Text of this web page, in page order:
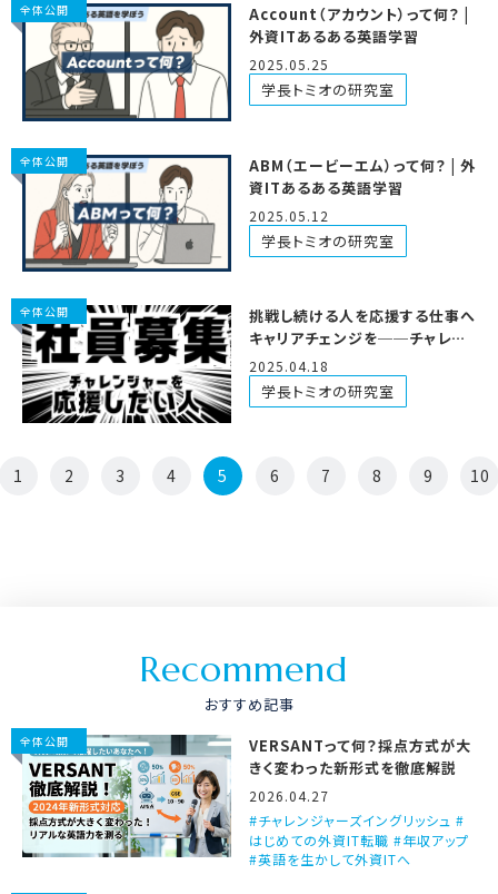
全体公開
Account（アカウント）って何？ |
外資ITあるある英語学習
2025.05.25
学長トミオの研究室
全体公開
ABM（エービーエム）って何？ | 外
資ITあるある英語学習
2025.05.12
学長トミオの研究室
全体公開
挑戦し続ける人を応援する仕事へ
キャリアチェンジを──チャレン
ジャーベースが正社員募集（異業
種歓迎）
2025.04.18
学長トミオの研究室
1 2 3 4 5 6 7 8 9 10
Recommend
おすすめ記事
全体公開
VERSANTって何？採点方式が大
きく変わった新形式を徹底解説
2026.04.27
チャレンジャーズイングリッシュ #
はじめての外資IT転職 #年収アップ
#英語を生かして外資ITへ